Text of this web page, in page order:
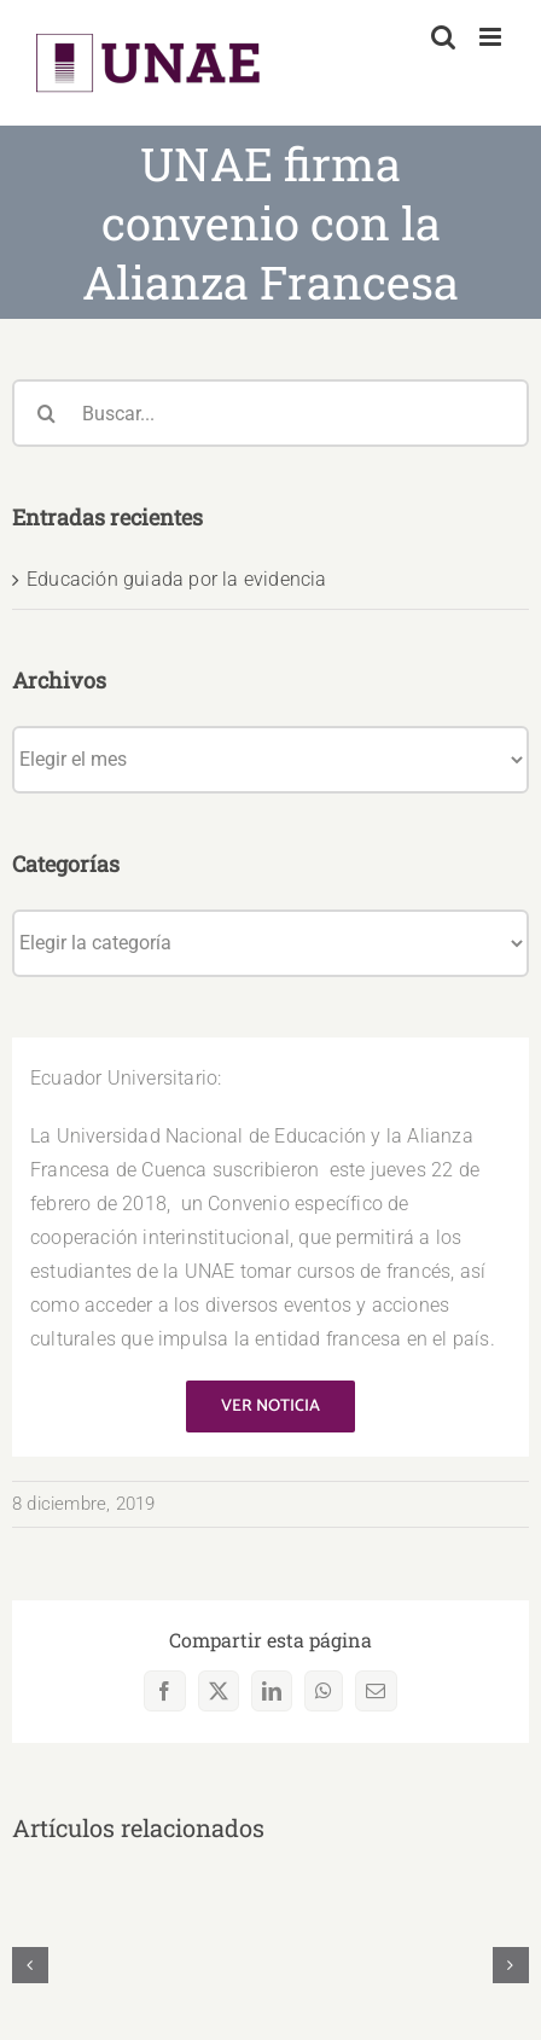
content
UNAE firma
convenio con la
Alianza Francesa
Ecuador Universitario:
La Universidad Nacional de Educación y la Alianza
Francesa de Cuenca suscribieron este jueves 22 de
febrero de 2018, un Convenio específico de
cooperación interinstitucional, que permitirá a los
estudiantes de la UNAE tomar cursos de francés, así
como acceder a los diversos eventos y acciones
culturales que impulsa la entidad francesa en el país.
VER NOTICIA
8 diciembre, 2019
Compartir esta página
Facebook
X LinkedInWhatsAppCorreo
Artículos relacionados
Entradas recientes
Educación guiada por la evidencia
Archivos
Categorías